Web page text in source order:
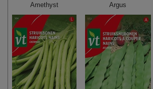
Amethyst Argus